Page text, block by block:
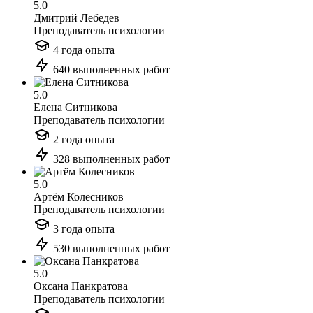
5.0
Дмитрий Лебедев
Преподаватель психологии
4 года опыта
640 выполненных работ
5.0
Елена Ситникова
Преподаватель психологии
2 года опыта
328 выполненных работ
5.0
Артём Колесников
Преподаватель психологии
3 года опыта
530 выполненных работ
5.0
Оксана Панкратова
Преподаватель психологии